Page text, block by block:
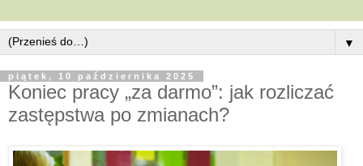
▼
piątek, 10 października 2025
Koniec pracy „za darmo”: jak rozliczać
zastępstwa po zmianach?